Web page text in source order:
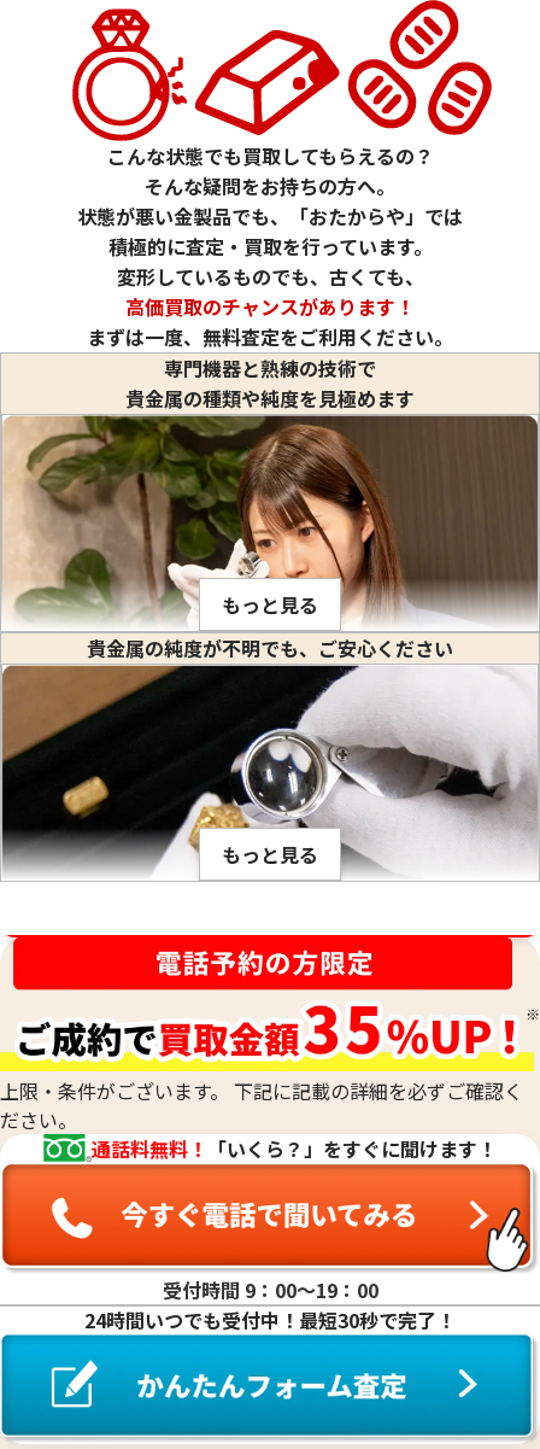
24金 (K24) カレンダー 新星工業 亥
参考買取価格
24金 (K24) カレン
1.5g
参考買取価格
44,600
24金 (K24) カレンダー 新星工業 辰丑
1.1g
参考買取価格
24金 (K24) カレン
1g
参考買取価格
29,700円
こんな状態でも買取してもらえるの？
そんな疑問をお持ちの方へ。
状態が悪い金製品でも、「おたからや」では
積極的に査定・買取を行っています。
変形しているものでも、古くても、
高価買取のチャンスがあります！
まずは一度、無料査定をご利用ください。
専門機器と熟練の技術で
貴金属の種類や純度を見極めます
金や白金などの貴金属はそれぞれ固有の比重値を持っていま
す。比重とは、私達が生活している場所で(常温、常圧で)その
物質の1立方センチメートル当りの重量のことをいいます。(※
物質を1センチ角のサイの目状に切った時のその重さ) 1立方セ
ンチメートルあたり何グラムかは、金属ごとに異なり、K18や
PT900のように何種類かの貴金属を混ぜ合わせて作った合金
でも、その混合比率が解っているので比重が計算出来ます。こ
が付いていない金塊やインゴットなど、水に浸すことができ
るものの純度を、非常に正確に測定する際に用います。最終的
な査定額は、これらの科学的なデータに加えて、査定士が持つ
専門知識と経験を総合的に判断して算出されます。
もっと見る
貴金属の純度が不明でも、ご安心ください
刻印がなくて純度がわからないお品物や、他の素材のお品物
と組み合わされた合金のお品物、低純度のお品物も、当社の
専門的な技術で正確に測定し、その場で価値を判定いたしま
す。他店で「買取は難しい」と断られてしまったお品物も、諦
めずにご相談ください。おたからやでは、確かな鑑定力で、
これまでお値段がつかなかったお品物にも、思わぬ価値が見
つかるかもしれません。どのような貴金属でも、お気軽にお
持ち込みください。
もっと見る
上限・条件がございます。 下記に記載の詳細を必ずご確認く
ださい。
通話料無料！
「いくら？」をすぐに聞けます！
受付時間 9：00〜19：00
24時間いつでも受付中！最短30秒で完了！